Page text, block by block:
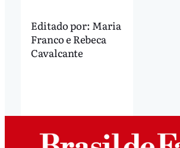
Editado por: Maria
Francoe Rebeca
Cavalcante